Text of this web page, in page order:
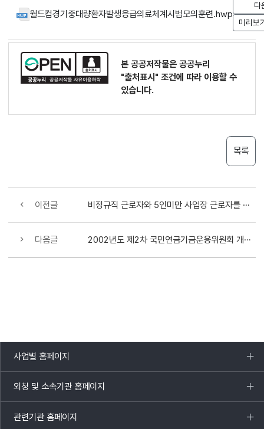
월드컵경기중대량환자발생응급의료체계시범모의훈련.hwp
다
미리보
본 공공저작물은 공공누리
"출처표시" 조건에 따라 이용할 수
있습니다.
목록
이전글 비정규직 근로자와 5인미만 사업장 근로자를 사업장가입자로 편입
다음글 2002년도 제2차 국민연금기금운용위원회 개최결과
사업별 홈페이지
목록
열기
외청 및 소속기관 홈페이지
목록
열기
관련기관 홈페이지
목록